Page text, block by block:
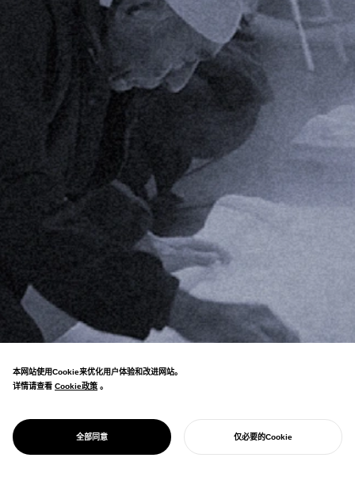
DESIGN FOR LOCAL
地域设计
居民共同设计可持续城镇的未来。从研究到实
施，引发地域可能性。
本网站使用Cookie来优化用户体验和改进网站。
详情请查看 Cookie政策
Cookie政策 。
全部同意 仅必要的Cookie